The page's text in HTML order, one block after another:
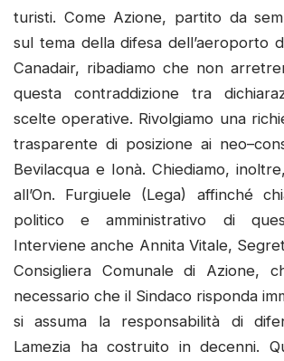
turisti. Come Azione, partito da
sul tema della difesa dell’aeroporto
Canadair, ribadiamo che non
questa contraddizione tra
scelte operative. Rivolgiamo una
trasparente di posizione ai
Bevilacqua e Ionà. Chiediamo,
all’On. Furgiuele (Lega) affinché
politico e amministrativo di
Interviene anche Annita Vitale,
Consigliera Comunale di Azione,
necessario che il Sindaco risponda
si assuma la responsabilità di
Lamezia ha costruito in decenni.